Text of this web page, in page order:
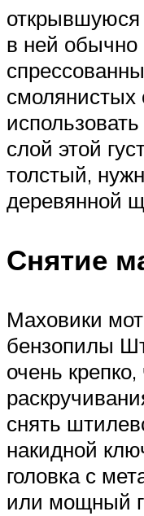
в ней обычно
смолянистых
слой этой
толстый,
деревянной
Снятие
Маховики
бензопилы
очень
снять
накидной
головка с
или мощный